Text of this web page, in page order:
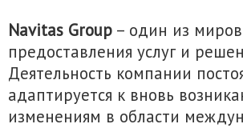
Navitas Group – один из
предоставления услуг и
Деятельность компании
адаптируется к вновь
изменениям в области